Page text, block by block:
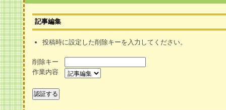
記事編集
投稿時に設定した削除キーを入力してください。
削除キー
作業内容